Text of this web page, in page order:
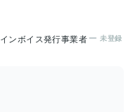
インボイス発行事業者 未登録